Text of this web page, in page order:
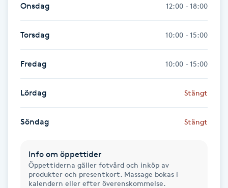
Gel naglar
Gelenaglar
Gellack
Gellack med förstärkning
Gravidyoga
Onsdag 12:00 - 18:00
Torsdag 10:00 - 15:00
Fredag 10:00 - 15:00
Lördag Stängt
Söndag Stängt
Info om öppettider
Öppettiderna gäller fotvård och inköp av
produkter och presentkort. Massage bokas i
kalendern eller efter överenskommelse.